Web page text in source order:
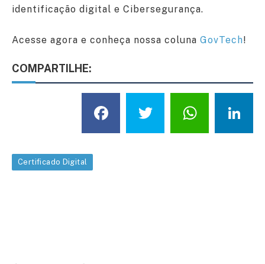
identificação digital e Cibersegurança.
Acesse agora e conheça nossa coluna GovTech!
COMPARTILHE:
Facebook
Twitter
Certificado Digital